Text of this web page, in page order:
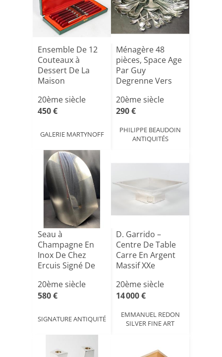
Ensemble De 12
Couteaux à
Dessert De La
Maison
[...]
20ème siècle
450 €
GALERIE MARTYNOFF
Ménagère 48
pièces, Space Age
Par Guy
Degrenne Vers
20ème siècle
290 €
PHILIPPE BEAUDOIN
ANTIQUITÉS
Seau à
Champagne En
Inox De Chez
Ercuis Signé De
2[...]
20ème siècle
580 €
SIGNATURE ANTIQUITÉ
D. Garrido –
Centre De Table
Carre En Argent
Massif XXe
20ème siècle
14 000 €
EMMANUEL REDON
SILVER FINE ART